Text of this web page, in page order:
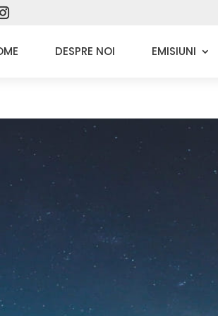
DESPRE NOI EMISIUNI